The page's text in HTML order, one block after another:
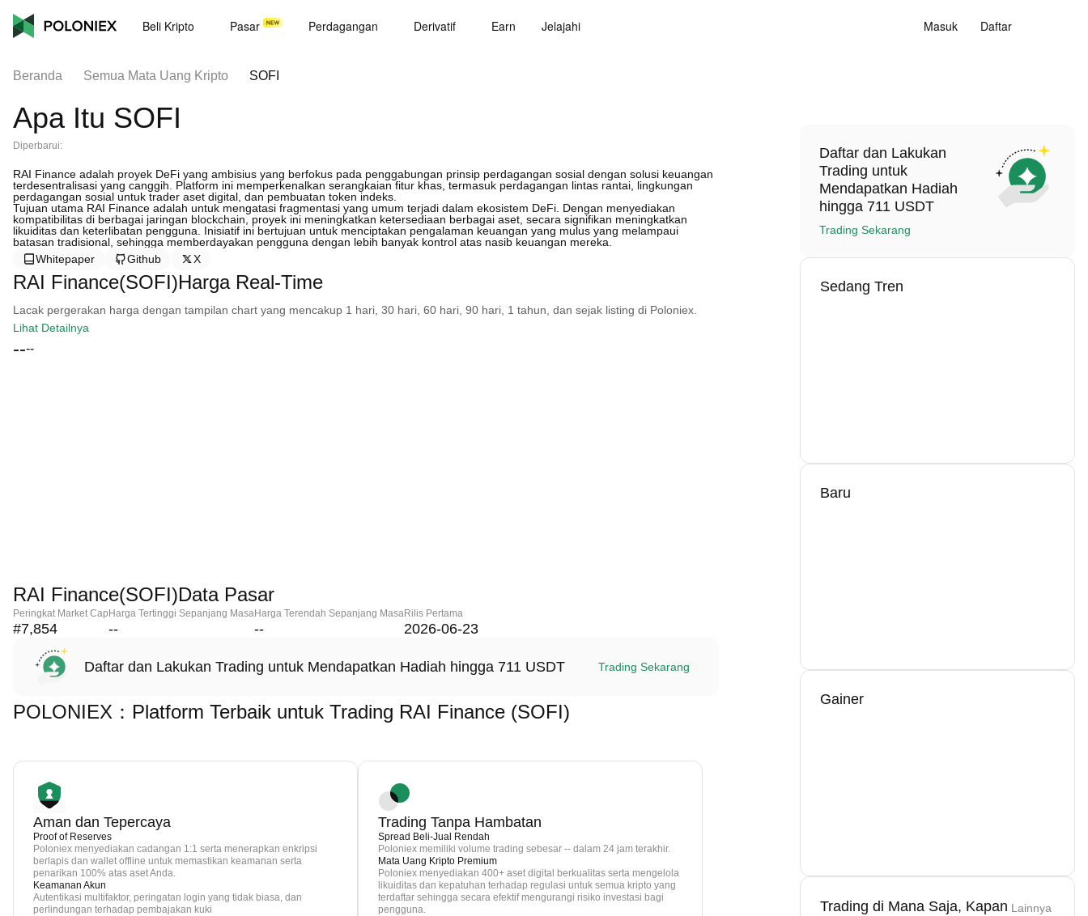
Beli Kripto Pasar Perdagangan Derivatif Earn Jelajahi Masuk Daftar
Beranda Semua Mata Uang Kripto SOFI
Apa Itu SOFI
Diperbarui:
RAI Finance adalah proyek DeFi yang ambisius yang berfokus pada penggabungan prinsip perdagangan sosial dengan solusi keuangan
terdesentralisasi yang canggih. Platform ini memperkenalkan serangkaian fitur khas, termasuk perdagangan lintas rantai, lingkungan
perdagangan sosial untuk trader aset digital, dan pembuatan token indeks.
Tujuan utama RAI Finance adalah untuk mengatasi fragmentasi yang umum terjadi dalam ekosistem DeFi. Dengan menyediakan
kompatibilitas di berbagai jaringan blockchain, proyek ini meningkatkan ketersediaan berbagai aset, secara signifikan meningkatkan
likuiditas dan keterlibatan pengguna. Inisiatif ini bertujuan untuk menciptakan pengalaman keuangan yang mulus yang melampaui
batasan tradisional, sehingga memberdayakan pengguna dengan lebih banyak kontrol atas nasib keuangan mereka.
Whitepaper
Github X
RAI Finance(SOFI)Harga Real-Time
Lacak pergerakan harga dengan tampilan chart yang mencakup 1 hari, 30 hari, 60 hari, 90 hari, 1 tahun, dan sejak listing di Poloniex.
Lihat Detailnya
----
RAI Finance(SOFI)Data Pasar
Peringkat Market Cap
#7,854
Harga Tertinggi Sepanjang Masa
--
Harga Terendah Sepanjang Masa
--
Rilis Pertama
2026-06-23
Daftar dan Lakukan Trading untuk Mendapatkan Hadiah hingga 711 USDT Trading Sekarang
POLONIEX：Platform Terbaik untuk Trading RAI Finance (SOFI)
Aman dan Tepercaya
Proof of Reserves
Poloniex menyediakan cadangan 1:1 serta menerapkan enkripsi
berlapis dan wallet offline untuk memastikan keamanan serta
penarikan 100% atas aset Anda.
Keamanan Akun
Autentikasi multifaktor, peringatan login yang tidak biasa, dan
perlindungan terhadap pembajakan kuki
Trading Tanpa Hambatan
Spread Beli-Jual Rendah
Poloniex memiliki volume trading sebesar -- dalam 24 jam terakhir.
Mata Uang Kripto Premium
Poloniex menyediakan 400+ aset digital berkualitas serta mengelola
likuiditas dan kepatuhan terhadap regulasi untuk semua kripto yang
terdaftar sehingga secara efektif mengurangi risiko investasi bagi
pengguna.
Daftar dan Lakukan
Trading untuk
Mendapatkan Hadiah
hingga 711 USDT
Trading Sekarang
Sedang Tren
Baru
Gainer
Trading di Mana Saja, Kapan Lainnya